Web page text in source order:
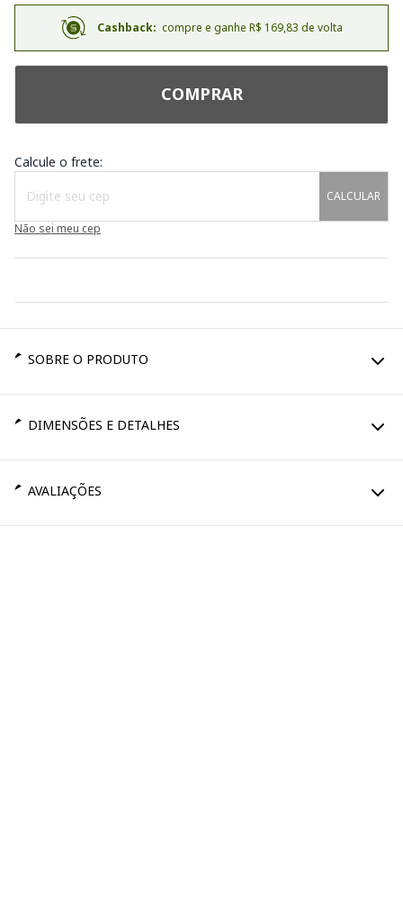
Cashback: compre e ganhe R$ 169,83 de volta
COMPRAR
Calcule o frete:
CALCULAR
Não sei meu cep
SOBRE O PRODUTO
DIMENSÕES E DETALHES
AVALIAÇÕES